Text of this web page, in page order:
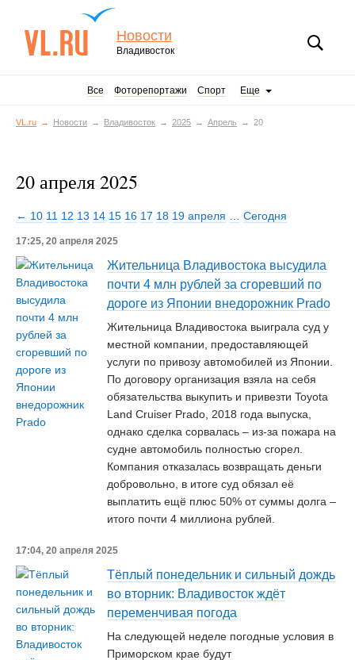
Новости
Владивосток
Все Фоторепортажи Спорт Еще
VL.ru Новости Владивосток 2025 Апрель 20
20 апреля 2025
← 10 11 12 13 14 15 16 17 18 19 апреля Сегодня
17:25, 20 апреля 2025
Жительница Владивостока высудила
почти 4 млн рублей за сгоревший по
дороге из Японии внедорожник Prado
Жительница Владивостока выиграла суд у
местной компании, предоставляющей
услуги по привозу автомобилей из Японии.
По договору организация взяла на себя
обязательства выкупить и привезти Toyota
Land Cruiser Prado, 2018 года выпуска,
однако сделка сорвалась – из-за пожара на
судне автомобиль полностью сгорел.
Компания отказалась возвращать деньги
добровольно, в итоге суд обязал её
выплатить ещё плюс 50% от суммы долга –
итого почти 4 миллиона рублей.
17:04, 20 апреля 2025
Тёплый понедельник и сильный дождь
во вторник: Владивосток ждёт
переменчивая погода
На следующей неделе погодные условия в
Приморском крае будут